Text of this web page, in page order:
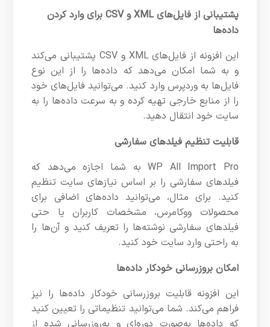
پشتیبانی از فایل‌های XML و CSV برای وارد کردن
داده‌ها
این افزونه از فایل‌های XML و CSV پشتیبانی می‌کند
و به شما امکان می‌دهد که داده‌ها را از این نوع
فایل‌ها به وردپرس وارد کنید. می‌توانید فایل‌های خود
را از منابع خارجی تهیه کرده و به سرعت داده‌ها را به
سایت خود انتقال دهید.
قابلیت تنظیم فیلدهای سفارشی
WP All Import Pro به شما اجازه می‌دهد که
فیلدهای سفارشی را بر اساس نیازهای سایت تنظیم
کنید. برای مثال، می‌توانید داده‌های اضافی برای
محصولات ووکامرس، مشخصات کاربران یا حتی
فیلدهای سفارشی نوشته‌ها را تعریف کنید و آن‌ها را
به راحتی وارد سایت خود کنید.
امکان بروزرسانی خودکار داده‌ها
این افزونه قابلیت بروزرسانی خودکار داده‌ها را نیز
فراهم می‌کند. شما می‌توانید تنظیماتی را تعیین کنید
که داده‌ها به‌صورت دوره‌ای و به‌روزرسانی شده از